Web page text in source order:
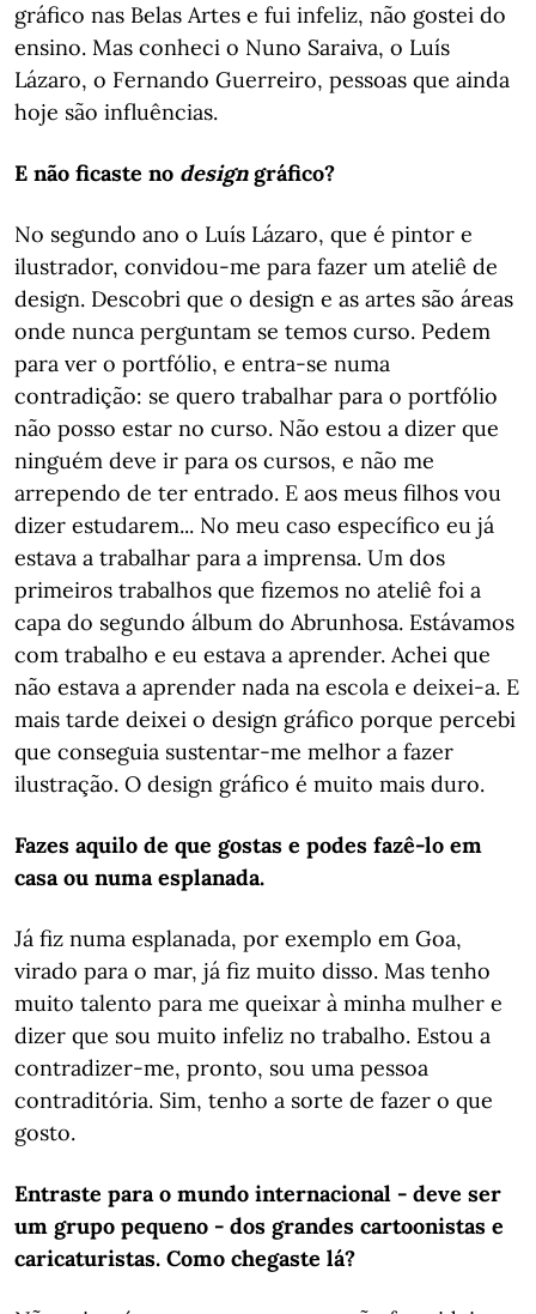
gráfico nas Belas Artes e fui infeliz, não gostei do
ensino. Mas conheci o Nuno Saraiva, o Luís
Lázaro, o Fernando Guerreiro, pessoas que ainda
hoje são influências.
E não ficaste no designgráfico?
No segundo ano o Luís Lázaro, que é pintor e
ilustrador, convidou-me para fazer um ateliê de
design. Descobri que o design e as artes são áreas
onde nunca perguntam se temos curso. Pedem
para ver o portfólio, e entra-se numa
contradição: se quero trabalhar para o portfólio
não posso estar no curso. Não estou a dizer que
ninguém deve ir para os cursos, e não me
arrependo de ter entrado. E aos meus filhos vou
dizer estudarem... No meu caso específico eu já
estava a trabalhar para a imprensa. Um dos
primeiros trabalhos que fizemos no ateliê foi a
capa do segundo álbum do Abrunhosa. Estávamos
com trabalho e eu estava a aprender. Achei que
não estava a aprender nada na escola e deixei-a. E
mais tarde deixei o design gráfico porque percebi
que conseguia sustentar-me melhor a fazer
ilustração. O design gráfico é muito mais duro.
Fazes aquilo de que gostas e podes fazê-lo em
casa ou numa esplanada.
Já fiz numa esplanada, por exemplo em Goa,
virado para o mar, já fiz muito disso. Mas tenho
muito talento para me queixar à minha mulher e
dizer que sou muito infeliz no trabalho. Estou a
contradizer-me, pronto, sou uma pessoa
contraditória. Sim, tenho a sorte de fazer o que
gosto.
Entraste para o mundo internacional - deve ser
um grupo pequeno - dos grandes cartoonistas e
caricaturistas. Como chegaste lá?